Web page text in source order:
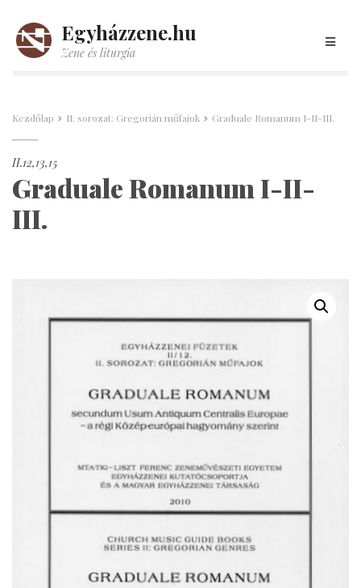
Egyházzene.hu
Zene és liturgia
Kezdőlap II. sorozat: Gregorián műfajok Graduale Romanum I-II-III.
II.12,13,15
Graduale Romanum I-II-
III.